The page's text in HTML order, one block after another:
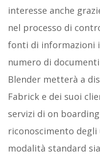
interesse anche
nel processo di
fonti di informazioni
numero di
Blender metterà a
Fabrick e dei suoi
servizi di on
riconoscimento
modalità standard